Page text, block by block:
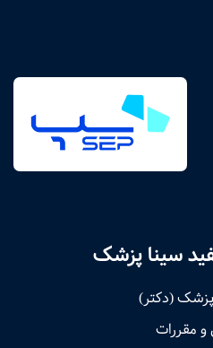
سینا پزشک
(دکتر)
و مقررات